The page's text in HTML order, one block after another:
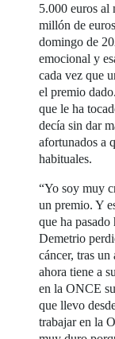
5.000 euros al
millón de
domingo de
emocional y
cada vez que
el premio
que le ha
decía sin dar
afortunados a
habituales.
“Yo soy muy
un premio. Y
que ha
Demetrio
cáncer, tras
ahora tiene a
en la ONCE
que llevo
trabajar en la